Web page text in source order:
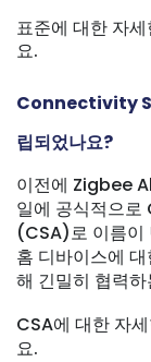
표준에 대한 자
요.
Connectivity
립되었나요?
이전에 Zigbee
일에 공식적으
(CSA)로 이름이
홈 디바이스에
해 긴밀히 협력
CSA에 대한 자
요.